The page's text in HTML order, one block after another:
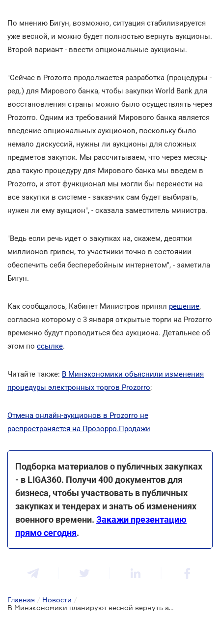
По мнению Бигун, возможно, ситуация стабилизируется
уже весной, и можно будет полностью вернуть аукционы.
Второй вариант - ввести опциональные аукционы.
"Сейчас в Prozorro продолжается разработка (процедуры -
ред.) для Мирового банка, чтобы закупки World Bank для
восстановления страны можно было осуществлять через
Prozorro. Одним из требований Мирового банка является
введение опциональных аукционов, поскольку было
немало дискуссий, нужны ли аукционы для сложных
предметов закупок. Мы рассчитываем, что через месяц-
два такую процедуру для Мирового банка мы введем в
Prozorro, и этот функционал мы могли бы перенести на
все закупки в системе - заказчик сам будет выбирать,
нужен ли ему аукцион", - сказала заместитель министра.
"Ведь если речь идет о закупках на, скажем, десятки
миллионов гривен, то участники точно в состоянии
обеспечить себя бесперебойным интернетом", - заметила
Бигун.
Как сообщалось, Кабинет Министров принял решение,
согласно которому с 3 января открытые торги на Prozorro
временно будут проводиться без аукциона. Детальнее об
этом по ссылке.
Читайте также: В Минэкономики объяснили изменения
процедуры электронных торгов Prozorro;
Отмена онлайн-аукционов в Prozorro не
распространяется на Прозорро.Продажи
Подборка материалов о публичных закупках
- в LIGA360. Получи 400 документов для
бизнеса, чтобы участвовать в публичных
закупках и тендерах и знать об изменениях
военного времени. Закажи презентацию
прямо сегодня.
Главная / Новости /
В Минэкономики планируют весной вернуть аукционы на Prozorro